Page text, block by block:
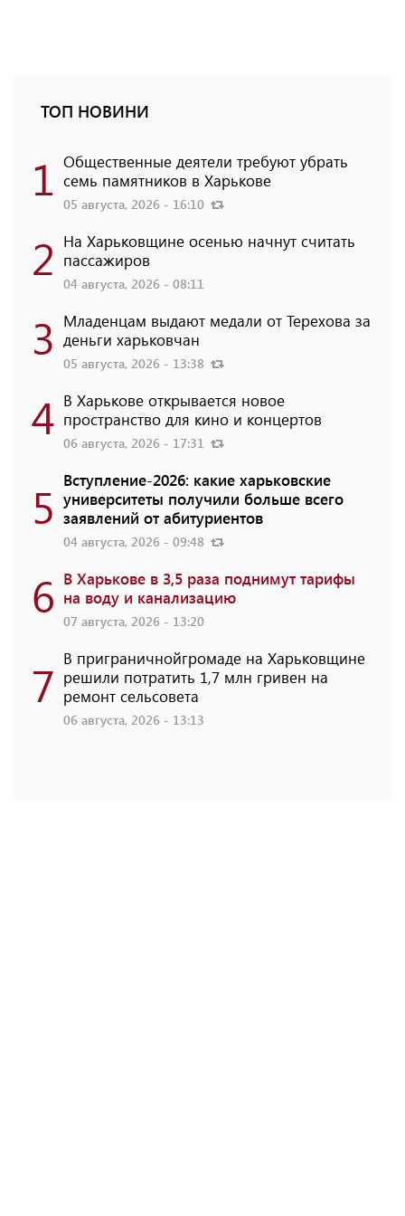
ТОП НОВИНИ
1 Общественные деятели требуют убрать
семь памятников в Харькове
05 августа, 2026 - 16:10
2 На Харьковщине осенью начнут считать
пассажиров
04 августа, 2026 - 08:11
3 Младенцам выдают медали от Терехова за
деньги харьковчан
05 августа, 2026 - 13:38
4 В Харькове открывается новое
пространство для кино и концертов
06 августа, 2026 - 17:31
5 Вступление-2026: какие харьковские
университеты получили больше всего
заявлений от абитуриентов
04 августа, 2026 - 09:48
6 В Харькове в 3,5 раза поднимут тарифы
на воду и канализацию
07 августа, 2026 - 13:20
7 В приграничнойгромаде на Харьковщине
решили потратить 1,7 млн ​​гривен на
ремонт сельсовета
06 августа, 2026 - 13:13